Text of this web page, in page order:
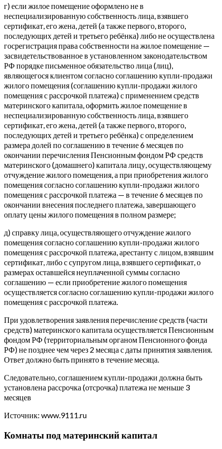
г) если жилое помещение оформлено не в
неспециализированную собственность лица, взявшего
сертификат, его жена, детей (а также первого, второго,
последующих детей и третьего ребёнка) либо не осуществлена
госрегистрация права собственности на жилое помещение —
засвидетельствованное в установленном законодательством
РФ порядке письменное обязательство лица (лиц),
являющегося клиентом согласно соглашению купли-продажи
жилого помещения (соглашению купли-продажи жилого
помещения с рассрочкой платежа) с применением средств
материнского капитала, оформить жилое помещение в
неспециализированную собственность лица, взявшего
сертификат, его жена, детей (а также первого, второго,
последующих детей и третьего ребёнка) с определением
размера долей по соглашению в течение 6 месяцев по
окончании перечисления Пенсионным фондом РФ средств
материнского (домашнего) капитала лицу, осуществляющему
отчуждение жилого помещения, а при приобретения жилого
помещения согласно соглашению купли-продажи жилого
помещения с рассрочкой платежа — в течение 6 месяцев по
окончании внесения последнего платежа, завершающего
оплату цены жилого помещения в полном размере;
д) справку лица, осуществляющего отчуждение жилого
помещения согласно соглашению купли-продажи жилого
помещения с рассрочкой платежа, арестанту с лицом, взявшим
сертификат, либо с супругом лица, взявшего сертификат, о
размерах оставшейся неуплаченной суммы согласно
соглашению — если приобретение жилого помещения
осуществляется согласно соглашению купли-продажи жилого
помещения с рассрочкой платежа.
При удовлетворения заявления перечисление средств (части
средств) материнского капитала осуществляется Пенсионным
фондом РФ (территориальным органом Пенсионного фонда
РФ) не позднее чем через 2 месяца с даты принятия заявления.
Ответ должно быть принято в течение месяца.
Следовательно, соглашением купли-продажи должна быть
установлена рассрочка (отсрочка) платежа не меньше 3
месяцев
Источник: www.9111.ru
Комнаты под материнский капитал